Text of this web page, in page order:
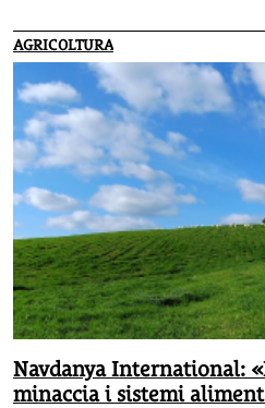
AGRICOLTURA
Navdanya International:
minaccia i sistemi